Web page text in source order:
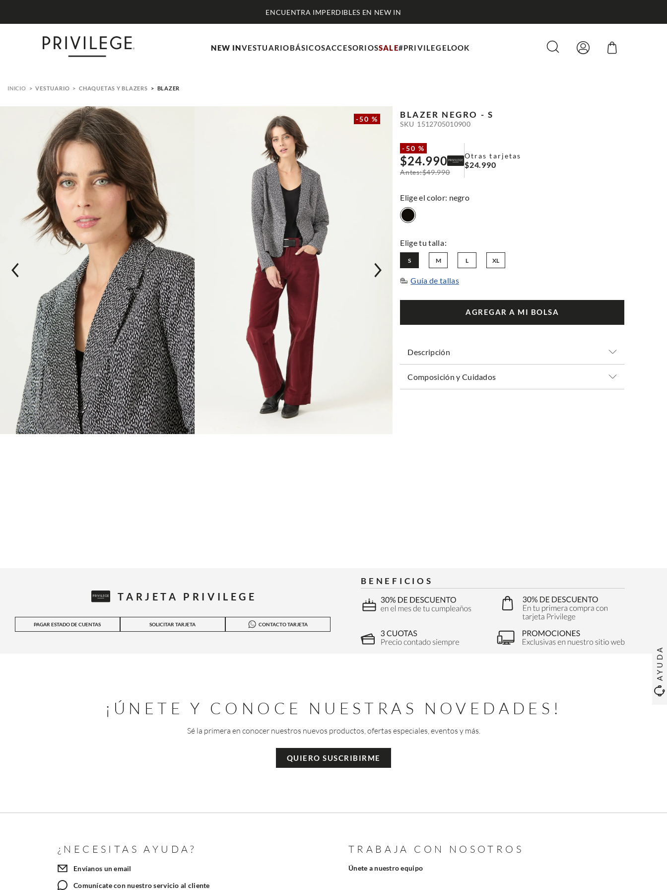
AYUDA
ENCUENTRA IMPERDIBLES EN NEW IN
NEW INVESTUARIOBÁSICOSACCESORIOSSALE#PRIVILEGELOOK
VESTUARIO CHAQUETAS Y BLAZERS BLAZER
-50 % BLAZER NEGRO - S
SKU 1512705010900
-50 %
$24.990
$49.990
Otras tarjetas
$24.990
: negro
L
M
S XL
Guía de tallas
AGREGAR A MI BOLSA
Descripción
Composición y Cuidados
TARJETA PRIVILEGE
PAGAR ESTADO DE CUENTAS SOLICITAR TARJETA CONTACTO TARJETA
BENEFICIOS
¡ÚNETE Y CONOCE NUESTRAS NOVEDADES!
Sé la primera en conocer nuestros nuevos productos, ofertas especiales, eventos y más.
QUIERO SUSCRIBIRME
¿NECESITAS AYUDA?
Envíanos un email
Comunícate con nuestro servicio al cliente
TRABAJA CON NOSOTROS
Únete a nuestro equipo